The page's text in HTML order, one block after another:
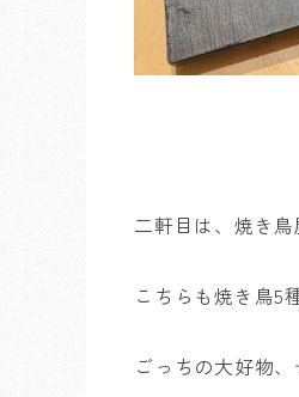
二軒目は、焼き鳥
こちらも焼き鳥5
ごっちの大好物